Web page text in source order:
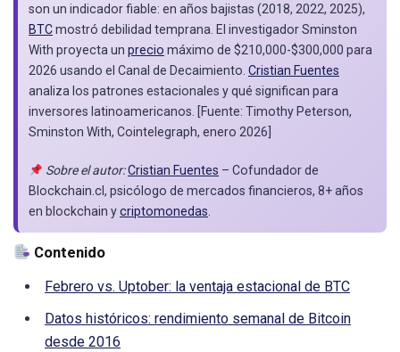
son un indicador fiable: en años bajistas (2018, 2022, 2025),
BTCmostró debilidad temprana. El investigador Sminston
With proyecta un precio máximo de $210,000-$300,000 para
2026 usando el Canal de Decaimiento. Cristian Fuentes
analiza los patrones estacionales y qué significan para
inversores latinoamericanos. [Fuente: Timothy Peterson,
Sminston With, Cointelegraph, enero 2026]
Sobre el autor:Cristian Fuentes – Cofundador de
Blockchain.cl, psicólogo de mercados financieros, 8+ años
en blockchain ycriptomonedas.
Contenido
Febrero vs. Uptober: la ventaja estacional de BTC
Datos históricos: rendimiento semanal de Bitcoin
desde 2016